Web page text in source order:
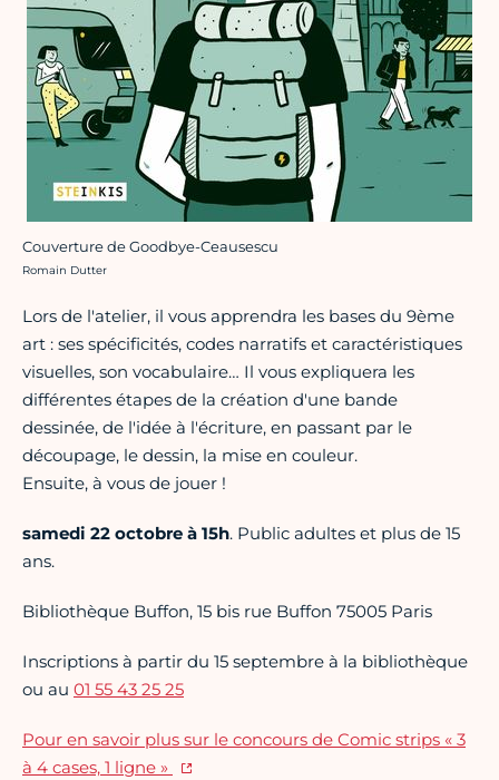
Couverture de Goodbye-Ceausescu
Crédit photo :
Romain Dutter
Lors de l'atelier, il vous apprendra les bases du 9ème
art : ses spécificités, codes narratifs et caractéristiques
visuelles, son vocabulaire… Il vous expliquera les
différentes étapes de la création d'une bande
dessinée, de l'idée à l'écriture, en passant par le
découpage, le dessin, la mise en couleur.
Ensuite, à vous de jouer !
samedi 22 octobre à 15h. Public adultes et plus de 15
ans.
Bibliothèque Buffon, 15 bis rue Buffon 75005 Paris
Inscriptions à partir du 15 septembre à la bibliothèque
ou au 01 55 43 25 25
Pour en savoir plus sur le concours de Comic strips « 3
à 4 cases, 1 ligne »